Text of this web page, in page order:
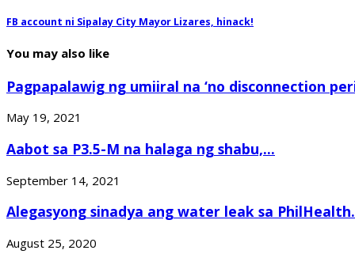
FB account ni Sipalay City Mayor Lizares, hinack!
You may also like
Pagpapalawig ng umiiral na ‘no disconnection
May 19, 2021
Aabot sa P3.5-M na halaga ng shabu,...
September 14, 2021
Alegasyong sinadya ang water leak sa
August 25, 2020